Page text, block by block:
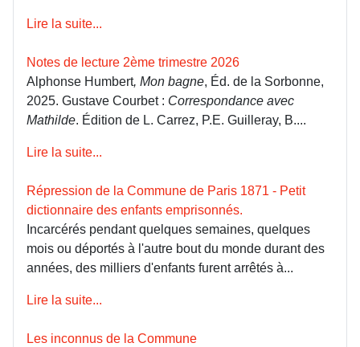
Lire la suite...
Notes de lecture 2ème trimestre 2026
Alphonse Humbert, Mon bagne, Éd. de la Sorbonne,
2025. Gustave Courbet : Correspondance avec
Mathilde. Édition de L. Carrez, P.E. Guilleray, B....
Lire la suite...
Répression de la Commune de Paris 1871 - Petit
dictionnaire des enfants emprisonnés.
Incarcérés pendant quelques semaines, quelques
mois ou déportés à l'autre bout du monde durant des
années, des milliers d'enfants furent arrêtés à...
Lire la suite...
Les inconnus de la Commune